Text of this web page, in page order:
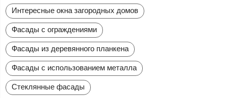
Интересные окна загородных домов
Фасады с ограждениями
Фасады из деревянного планкена
Фасады с использованием металла
Стеклянные фасады